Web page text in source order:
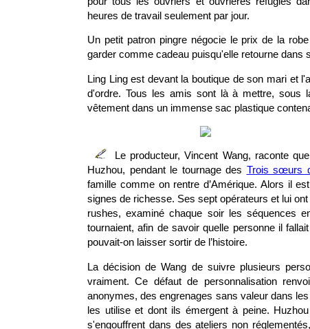
heures de travail seulement par jour.
Un petit patron pingre négocie le prix de la
garder comme cadeau puisqu'elle retourne dans
Ling Ling est devant la boutique de son mari et
d'ordre. Tous les amis sont là à mettre, sous
vêtement dans un immense sac plastique
Le producteur, Vincent Wang, raconte
Huzhou, pendant le tournage des Trois sœurs
famille comme on rentre d’Amérique. Alors il
signes de richesse. Ses sept opérateurs et lui
rushes, examiné chaque soir les séquences
tournaient, afin de savoir quelle personne il
pouvait-on laisser sortir de l’histoire.
La décision de Wang de suivre plusieurs
vraiment. Ce défaut de personnalisation
anonymes, des engrenages sans valeur dans
les utilise et dont ils émergent à peine.
s'engouffrent dans des ateliers non